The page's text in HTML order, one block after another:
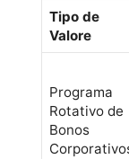
Tipo de
Valore
Programa
Rotativo de
Bonos